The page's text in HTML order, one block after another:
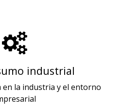
industrial
en la industria y el entorno